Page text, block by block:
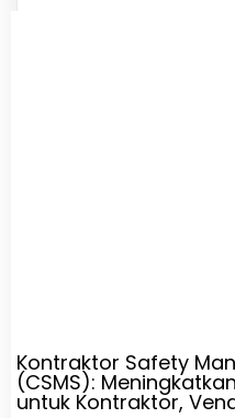
Kontraktor Safety
(CSMS):
untuk Kontraktor,